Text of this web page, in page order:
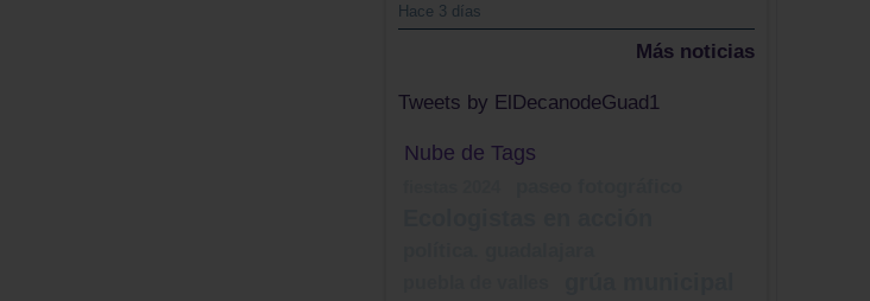
Hace 3 días
Más noticias
Tweets by ElDecanodeGuad1
Nube de Tags